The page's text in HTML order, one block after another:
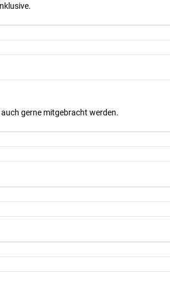
gerne mitgebracht werden.